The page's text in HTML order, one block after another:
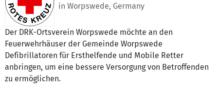
in Worpswede, Germany
Der DRK-Ortsverein Worpswede möchte an den
Feuerwehrhäuser der Gemeinde Worpswede
Defibrillatoren für Ersthelfende und Mobile Retter
anbringen, um eine bessere Versorgung von Betroffenden
zu ermöglichen.